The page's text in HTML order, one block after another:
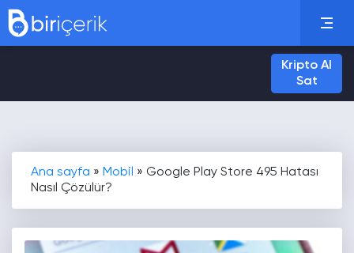
Kripto Al
Sat
Ana sayfa » Mobil » Google Play Store 495 Hatası
Nasıl Çözülür?